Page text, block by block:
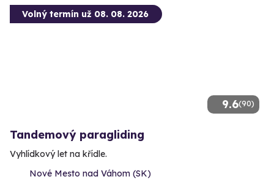
9.6(90)
Volný termín už 08. 08. 2026
Tandemový paragliding
Vyhlídkový let na křídle.
Nové Mesto nad Váhom (SK)